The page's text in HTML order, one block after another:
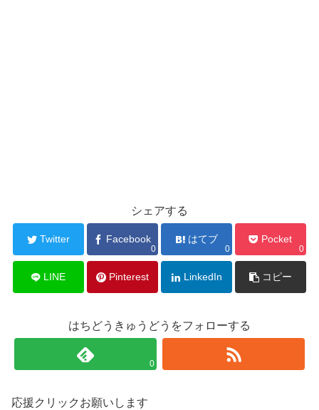
シェアする
Twitter Facebook
0
はてブ
0
Pocket
0
LINE Pinterest LinkedIn コピー
はちどうきゅうどうをフォローする
0
応援クリックお願いします